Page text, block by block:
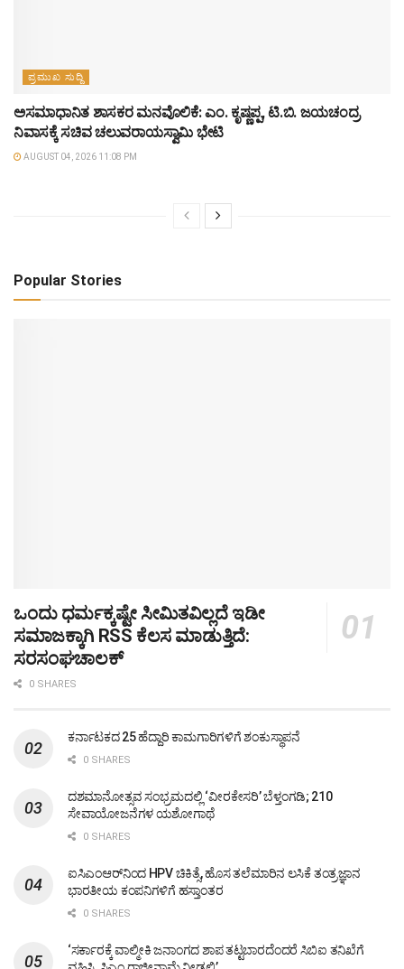
ಪ್ರಮುಖ ಸುದ್ದಿ
ಅಸಮಾಧಾನಿತ ಶಾಸಕರ ಮನವೊಲಿಕೆ: ಎಂ. ಕೃಷ್ಣಪ್ಪ, ಟಿ.ಬಿ. ಜಯಚಂದ್ರ
ನಿವಾಸಕ್ಕೆ ಸಚಿವ ಚಲುವರಾಯಸ್ವಾಮಿ ಭೇಟಿ
AUGUST 04, 2026 11:08 PM
Popular Stories
ಒಂದು ಧರ್ಮಕ್ಕಷ್ಟೇ ಸೀಮಿತವಿಲ್ಲದೆ ಇಡೀ
ಸಮಾಜಕ್ಕಾಗಿ RSS ಕೆಲಸ ಮಾಡುತ್ತಿದೆ:
ಸರಸಂಘಚಾಲಕ್
0 SHARES
ಕರ್ನಾಟಕದ 25 ಹೆದ್ದಾರಿ ಕಾಮಗಾರಿಗಳಿಗೆ ಶಂಕುಸ್ಥಾಪನೆ
0 SHARES
ದಶಮಾನೋತ್ಸವ ಸಂಭ್ರಮದಲ್ಲಿ ‘ವೀರಕೇಸರಿ’ ಬೆಳ್ತಂಗಡಿ; 210
ಸೇವಾಯೋಜನೆಗಳ ಯಶೋಗಾಥೆ
0 SHARES
ಐಸಿಎಂಆರ್‌ನಿಂದ HPV ಚಿಕಿತ್ಸೆ, ಹೊಸ ತಲೆಮಾರಿನ ಲಸಿಕೆ ತಂತ್ರಜ್ಞಾನ
ಭಾರತೀಯ ಕಂಪನಿಗಳಿಗೆ ಹಸ್ತಾಂತರ
0 SHARES
‘ಸರ್ಕಾರಕ್ಕೆ ವಾಲ್ಮೀಕಿ ಜನಾಂಗದ ಶಾಪ ತಟ್ಟಬಾರದೆಂದರೆ ಸಿಬಿಐ ತನಿಖೆಗೆ